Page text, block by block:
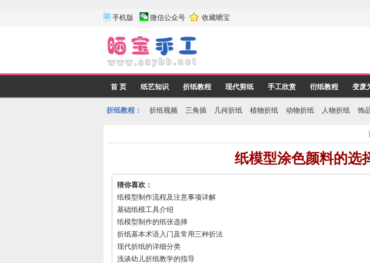
手机版 微信公众号 收藏晒宝
首 页 纸艺知识 折纸教程 现代剪纸 手工欣赏 衍纸教程 变废
折纸教程： 折纸视频 三角插 几何折纸 植物折纸 动物折纸 人物折纸 饰
纸模型涂色颜料的选
猜你喜欢：
纸模型制作流程及注意事项详解
基础纸模工具介绍
纸模型制作的纸张选择
折纸基本术语入门及常用三种折法
现代折纸的详细分类
浅谈幼儿折纸教学的指导